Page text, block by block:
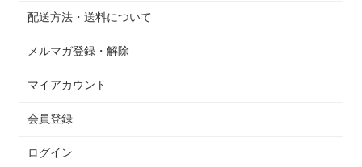
配送方法・送料について
メルマガ登録・解除
マイアカウント
会員登録
ログイン